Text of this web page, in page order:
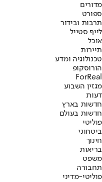
מדורים
ספורט
תרבות ובידור
לייף סטייל
אוכל
תיירות
טכנולוגיה ומדע
הורוסקופ
ForReal
מגזין השבוע
דעות
חדשות בארץ
חדשות בעולם
פוליטי
ביטחוני
חינוך
בריאות
משפט
תחבורה
פוליטי-מדיני